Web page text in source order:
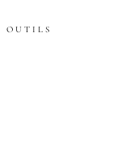
OUTILS